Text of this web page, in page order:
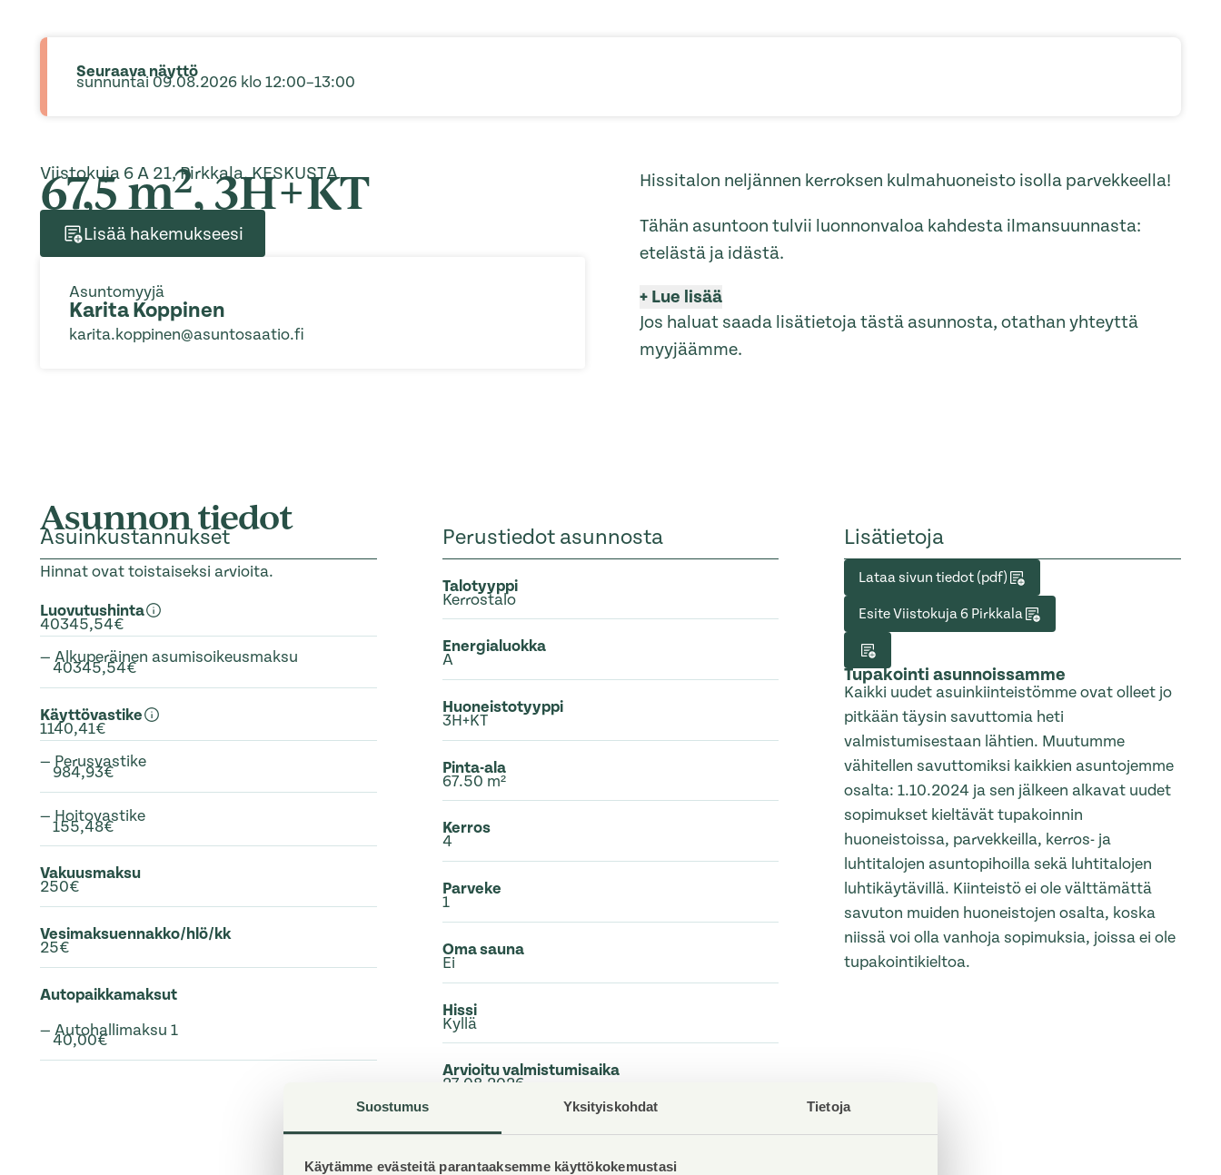
Suostumus Yksityiskohdat Tietoja
Käytämme evästeitä parantaaksemme käyttökokemustasi
Seuraava näyttö
sunnuntai 09.08.2026 klo 12:00–13:00
Viistokuja 6 A 21, Pirkkala, KESKUSTA
67,5 m2, 3H+KT
Lisää hakemukseesi
Asuntomyyjä
Karita Koppinen
karita.koppinen@asuntosaatio.fi
Hissitalon neljännen kerroksen kulmahuoneisto isolla parvekkeella!
Tähän asuntoon tulvii luonnonvaloa kahdesta ilmansuunnasta:
etelästä ja idästä.
+ Lue lisää
Jos haluat saada lisätietoja tästä asunnosta, otathan yhteyttä
myyjäämme.
Asunnon tiedot
Asuinkustannukset
Hinnat ovat toistaiseksi arvioita.
Luovutushinta
40345,54€
— Alkuperäinen asumisoikeusmaksu
40345,54€
Käyttövastike
1140,41€
— Perusvastike
984,93€
— Hoitovastike
155,48€
Vakuusmaksu
250€
Vesimaksuennakko/hlö/kk
25€
Autopaikkamaksut
— Autohallimaksu 1
40,00€
Perustiedot asunnosta
Talotyyppi
Kerrostalo
Energialuokka
A
Huoneistotyyppi
3H+KT
Pinta-ala
67.50 m²
Kerros
4
Parveke
1
Oma sauna
Ei
Hissi
Kyllä
Arvioitu valmistumisaika
27.08.2026
Kunto
Lisätietoja
Lataa sivun tiedot (pdf)
Esite Viistokuja 6 Pirkkala
Tupakointi asunnoissamme
Kaikki uudet asuinkiinteistömme ovat olleet jo
pitkään täysin savuttomia heti
valmistumisestaan lähtien. Muutumme
vähitellen savuttomiksi kaikkien asuntojemme
osalta: 1.10.2024 ja sen jälkeen alkavat uudet
sopimukset kieltävät tupakoinnin
huoneistoissa, parvekkeilla, kerros- ja
luhtitalojen asuntopihoilla sekä luhtitalojen
luhtikäytävillä. Kiinteistö ei ole välttämättä
savuton muiden huoneistojen osalta, koska
niissä voi olla vanhoja sopimuksia, joissa ei ole
tupakointikieltoa.